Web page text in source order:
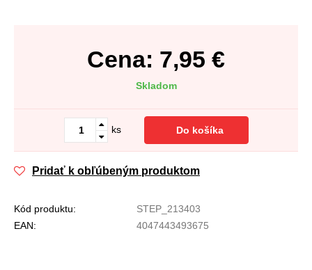
Cena: 7,95 €
Skladom
ks Do košíka
Pridať k obľúbeným produktom
Kód produktu:
STEP_213403
EAN:
4047443493675